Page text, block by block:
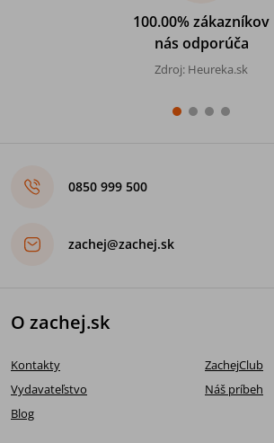
100.00% zákazníkov
nás odporúča
Zdroj: Heureka.sk
0850 999 500
zachej@zachej.sk
O zachej.sk
Kontakty
ZachejClub
Vydavateľstvo
Náš príbeh
Blog